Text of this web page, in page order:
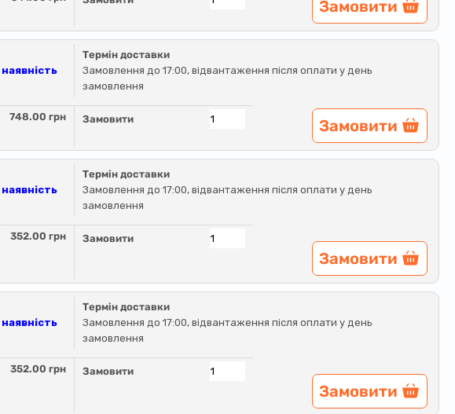
Замовити
наявність
Термін доставки
Замовлення до 17:00, відвантаження після оплати у день
замовлення
748.00 грн Замовити Замовити
наявність
Термін доставки
Замовлення до 17:00, відвантаження після оплати у день
замовлення
352.00 грн Замовити
Замовити
наявність
Термін доставки
Замовлення до 17:00, відвантаження після оплати у день
замовлення
352.00 грн Замовити
Замовити